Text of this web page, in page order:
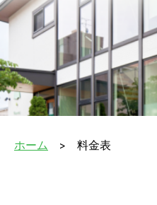
ホーム 料金表